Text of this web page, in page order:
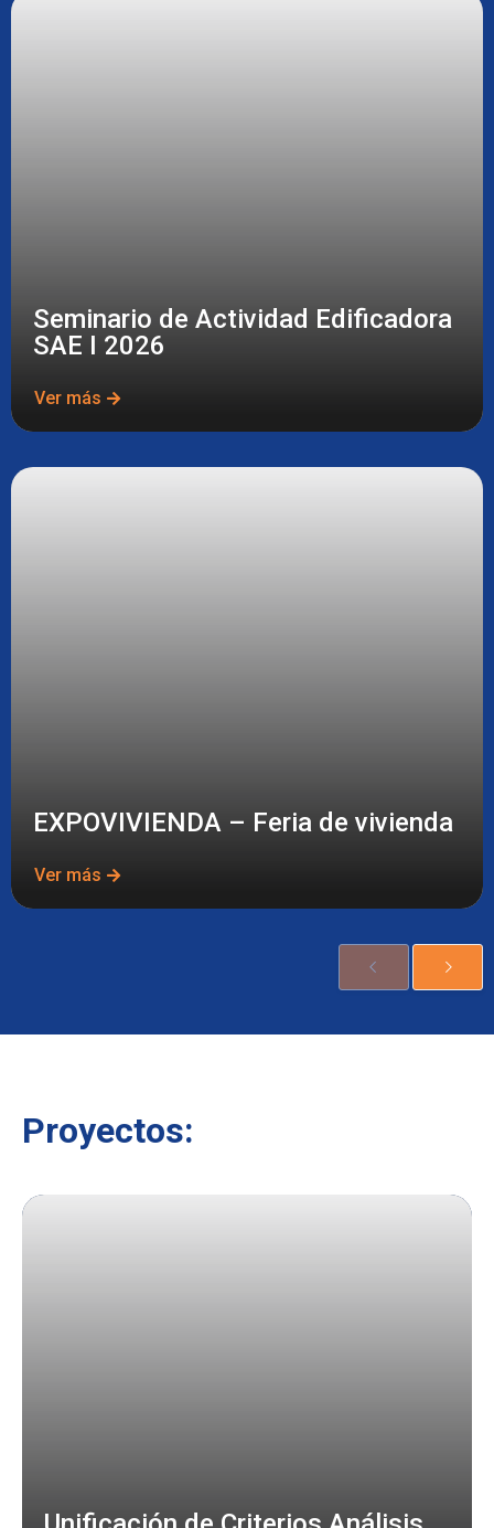
Seminario de Actividad Edificadora
SAE I 2026
Ver más
EXPOVIVIENDA – Feria de vivienda
Ver más
Proyectos: